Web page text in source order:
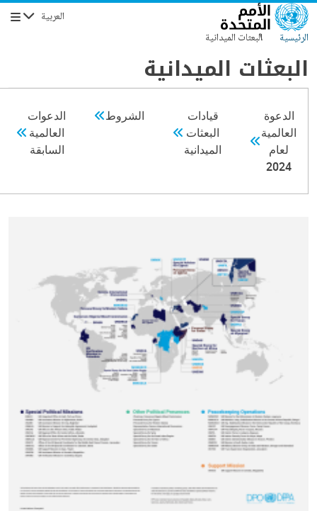
تجاوز إلى المحتوى الرئيسي العربية التنقل
الرئيسية البعثات الميدانية
البعثات الميدانية
الدعوة
العالمية
لعام
2024
قيادات
البعثات
الميدانية
الشروط
الدعوات
العالمية
السابقة